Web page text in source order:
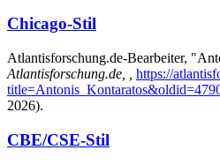
Chicago-Stil
Atlantisforschung.de-Bearbeiter,
Atlantisforschung.de, ,
https://
2026).
CBE/CSE-Stil